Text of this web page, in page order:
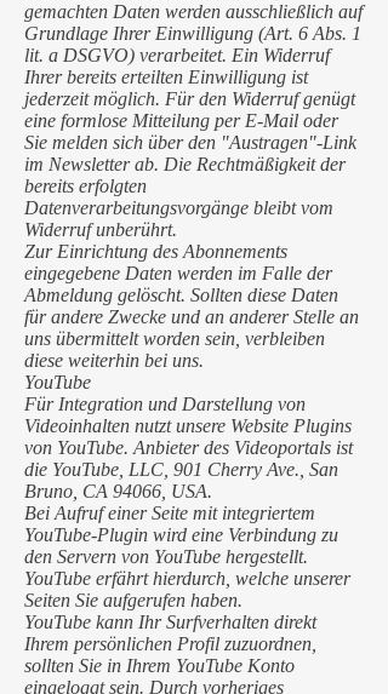
gemachten Daten werden ausschließlich auf
Grundlage Ihrer Einwilligung (Art. 6 Abs. 1
lit. a DSGVO) verarbeitet. Ein Widerruf
Ihrer bereits erteilten Einwilligung ist
jederzeit möglich. Für den Widerruf genügt
eine formlose Mitteilung per E-Mail oder
Sie melden sich über den "Austragen"-Link
im Newsletter ab. Die Rechtmäßigkeit der
bereits erfolgten
Datenverarbeitungsvorgänge bleibt vom
Widerruf unberührt.
Zur Einrichtung des Abonnements
eingegebene Daten werden im Falle der
Abmeldung gelöscht. Sollten diese Daten
für andere Zwecke und an anderer Stelle an
uns übermittelt worden sein, verbleiben
diese weiterhin bei uns.
YouTube
Für Integration und Darstellung von
Videoinhalten nutzt unsere Website Plugins
von YouTube. Anbieter des Videoportals ist
die YouTube, LLC, 901 Cherry Ave., San
Bruno, CA 94066, USA.
Bei Aufruf einer Seite mit integriertem
YouTube-Plugin wird eine Verbindung zu
den Servern von YouTube hergestellt.
YouTube erfährt hierdurch, welche unserer
Seiten Sie aufgerufen haben.
YouTube kann Ihr Surfverhalten direkt
Ihrem persönlichen Profil zuzuordnen,
sollten Sie in Ihrem YouTube Konto
eingeloggt sein. Durch vorheriges